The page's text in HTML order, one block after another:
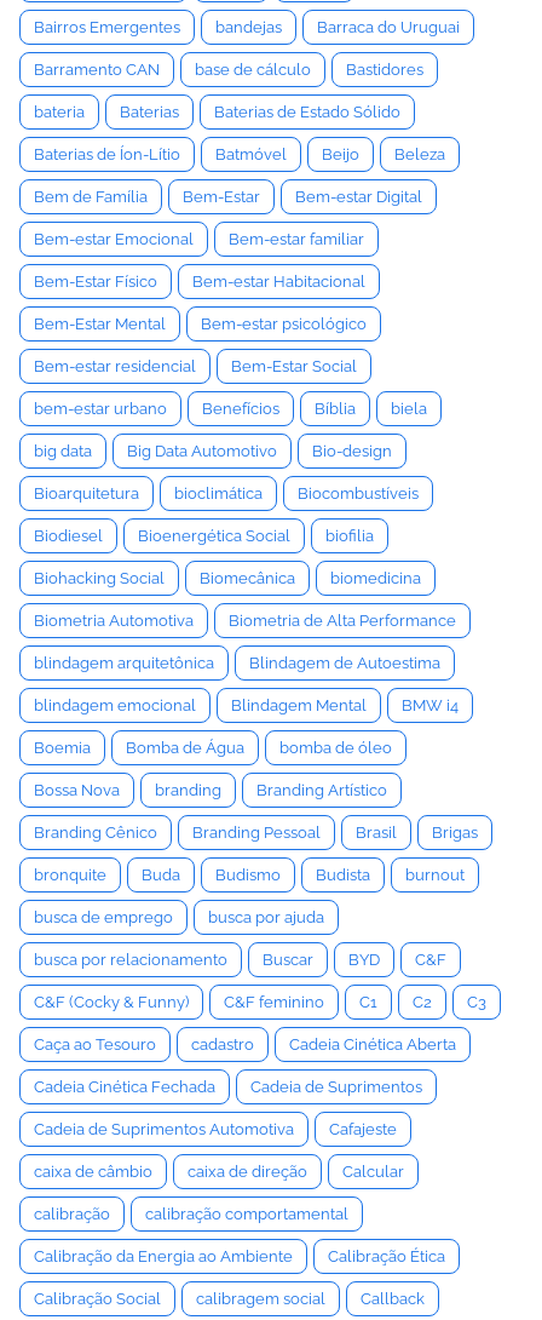
Bairros Emergentes bandejas Barraca do Uruguai
Barramento CAN base de cálculo Bastidores
bateria Baterias Baterias de Estado Sólido
Baterias de Íon-Lítio Batmóvel Beijo Beleza
Bem de Família Bem-Estar Bem-estar Digital
Bem-estar Emocional Bem-estar familiar
Bem-Estar Físico Bem-estar Habitacional
Bem-Estar Mental Bem-estar psicológico
Bem-estar residencial Bem-Estar Social
bem-estar urbano Benefícios Bíblia biela
big data Big Data Automotivo Bio-design
Bioarquitetura bioclimática Biocombustíveis
Biodiesel Bioenergética Social biofilia
Biohacking Social Biomecânica biomedicina
Biometria Automotiva Biometria de Alta Performance
blindagem arquitetônica Blindagem de Autoestima
blindagem emocional Blindagem Mental BMW i4
Boemia Bomba de Água bomba de óleo
Bossa Nova branding Branding Artístico
Branding Cênico Branding Pessoal Brasil Brigas
bronquite Buda Budismo Budista burnout
busca de emprego busca por ajuda
busca por relacionamento Buscar BYD C&F
C&F (Cocky & Funny) C&F feminino C1 C2 C3
Caça ao Tesouro cadastro Cadeia Cinética Aberta
Cadeia Cinética Fechada Cadeia de Suprimentos
Cadeia de Suprimentos Automotiva Cafajeste
caixa de câmbio caixa de direção Calcular
calibração calibração comportamental
Calibração da Energia ao Ambiente Calibração Ética
Calibração Social calibragem social Callback